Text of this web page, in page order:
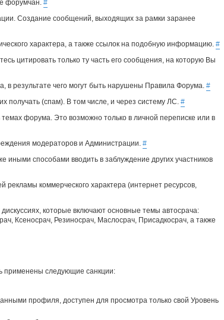
форумчан. #
Создание сообщений, выходящих за рамки заранее
характера, а также ссылок на подобную информацию. #
цитировать только ту часть его сообщения, на которую Вы
в результате чего могут быть нарушены Правила Форума. #
(спам). В том числе, и через систему ЛС. #
форума. Это возможно только в личной переписке или в
модераторов и Администрации. #
способами вводить в заблуждение других участников
коммерческого характера (интернет ресурсов,
которые включают основные темы автосрача:
Ксеносрач, Резиносрач, Маслосрач, Присадкосрач, а также
применены следующие санкции:
профиля, доступен для просмотра только свой Уровень